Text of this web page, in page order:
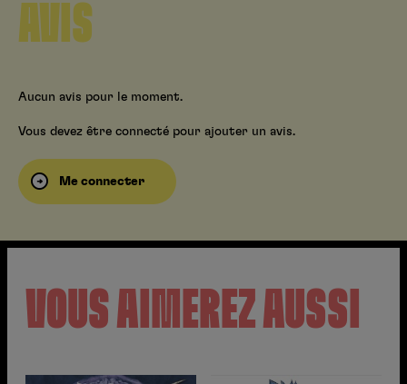
AVIS
Aucun avis pour le moment.
Vous devez être connecté pour ajouter un avis.
Me connecter
VOUS AIMEREZ AUSSI